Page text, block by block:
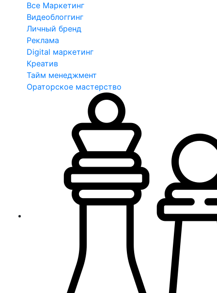
Все Маркетинг
Видеоблоггинг
Личный бренд
Реклама
Digital маркетинг
Креатив
Тайм менеджмент
Ораторское мастерство